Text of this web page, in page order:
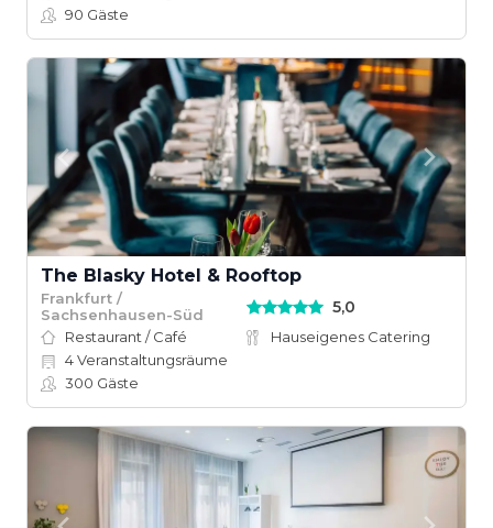
90 Gäste
The Blasky Hotel & Rooftop
Frankfurt /
Sachsenhausen-Süd
5,0
Restaurant / Café
Hauseigenes Catering
4Veranstaltungsräume
300 Gäste